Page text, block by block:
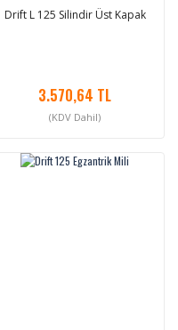
Drift L 125 Silindir Üst Kapak
3.570,64 TL
(KDV Dahil)